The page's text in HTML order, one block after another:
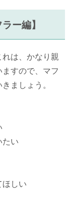
ー編】
は、かなり親
すので、マフ
ましょう。
たい
ほしい